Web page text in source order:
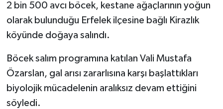
2 bin 500 avcı böcek, kestane ağaçlarının yoğun
olarak bulunduğu Erfelek ilçesine bağlı Kirazlık
köyünde doğaya salındı.
Böcek salım programına katılan Vali Mustafa
Özarslan, gal arısı zararlısına karşı başlattıkları
biyolojik mücadelenin aralıksız devam ettiğini
söyledi.